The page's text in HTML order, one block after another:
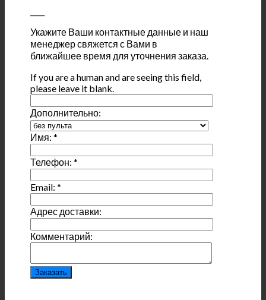
Укажите Ваши контактные данные и наш
менеджер свяжется с Вами в
ближайшее время для уточнения заказа.
If you are a human and are seeing this field,
please leave it blank.
Дополнительно:
Имя:*
Телефон:*
Email:*
Адрес доставки:
Комментарий: